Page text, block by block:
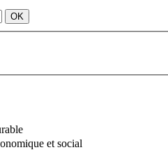
et social